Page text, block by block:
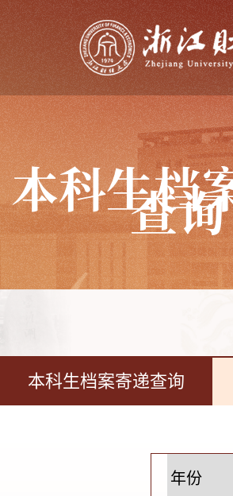
本科生档
查询
本科生档案寄递查询